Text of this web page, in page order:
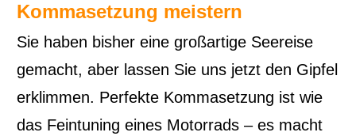
Kommasetzung meistern
Sie haben bisher eine großartige Seereise
gemacht, aber lassen Sie uns jetzt den Gipfel
erklimmen. Perfekte Kommasetzung ist wie
das Feintuning eines Motorrads – es macht